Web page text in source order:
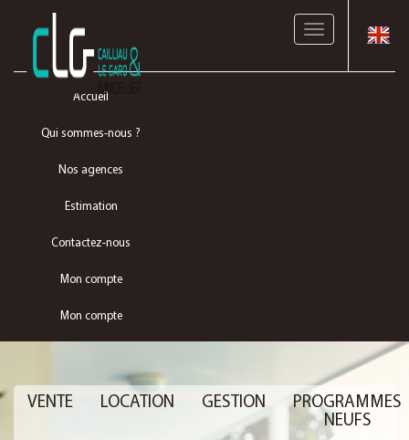
Toggle
Accueil
Qui sommes-nous ?
Nos agences
Estimation
Contactez-nous
Mon compte
Mon compte
VENTE LOCATION GESTION
PROGRAMMES
NEUFS